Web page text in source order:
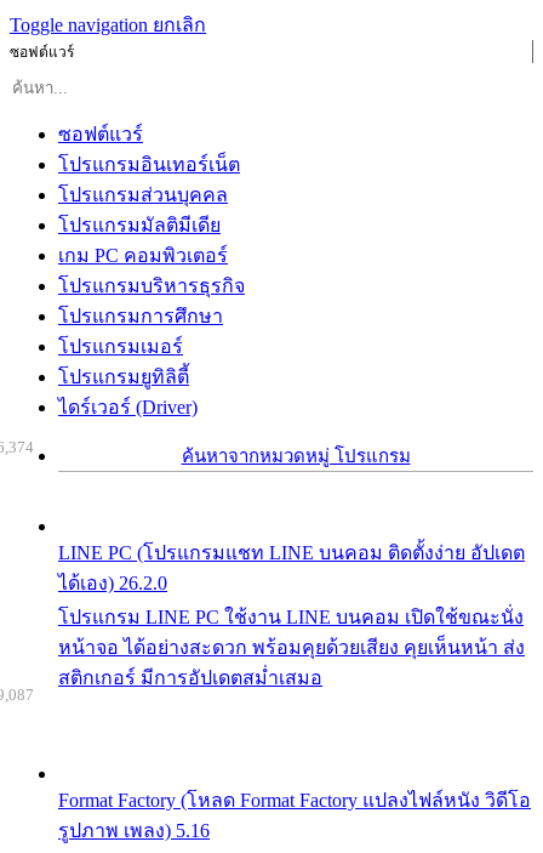
Toggle navigation ยกเลิก
ซอฟต์แวร์
ซอฟต์แวร์
โปรแกรมอินเทอร์เน็ต
โปรแกรมส่วนบุคคล
โปรแกรมมัลติมีเดีย
เกม PC คอมพิวเตอร์
โปรแกรมบริหารธุรกิจ
โปรแกรมการศึกษา
โปรแกรมเมอร์
โปรแกรมยูทิลิตี้
ไดร์เวอร์ (Driver)
ค้นหาจากหมวดหมู่ โปรแกรม
LINE PC (โปรแกรมแชท LINE บนคอม ติดตั้งง่าย อัปเดต
ได้เอง) 26.2.0
โปรแกรม LINE PC ใช้งาน LINE บนคอม เปิดใช้ขณะนั่ง
หน้าจอ ได้อย่างสะดวก พร้อมคุยด้วยเสียง คุยเห็นหน้า ส่ง
สติกเกอร์ มีการอัปเดตสม่ำเสมอ
Format Factory (โหลด Format Factory แปลงไฟล์หนัง วิดีโอ
รูปภาพ เพลง) 5.16